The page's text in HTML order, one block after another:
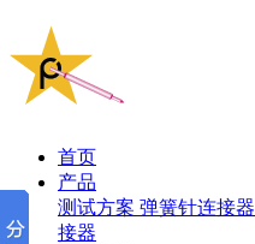
首页
产品
测试方案 弹簧针连接器
接器